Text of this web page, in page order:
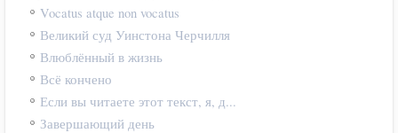
Vocatus atque non vocatus
Великий суд Уинстона Черчилля
Влюблённый в жизнь
Всё кончено
Если вы читаете этот текст, я, д...
Завершающий день